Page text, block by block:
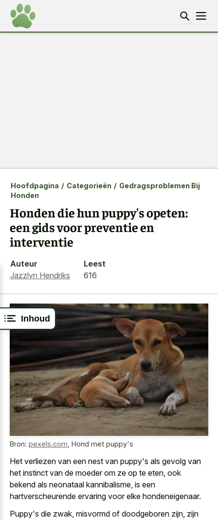
Inhoud
Hoofdpagina / Categorieën / Gedragsproblemen Bij
Honden
Honden die hun puppy's opeten:
een gids voor preventie en
interventie
Auteur
Jazzlyn Hendriks
Leest
616
Bron: pexels.com Hond met puppy's
Het verliezen van een nest van puppy's als gevolg van
het instinct van de moeder om ze op te eten, ook
bekend als neonataal kannibalisme, is een
hartverscheurende ervaring voor elke hondeneigenaar.
Puppy's die zwak, misvormd of doodgeboren zijn, zijn